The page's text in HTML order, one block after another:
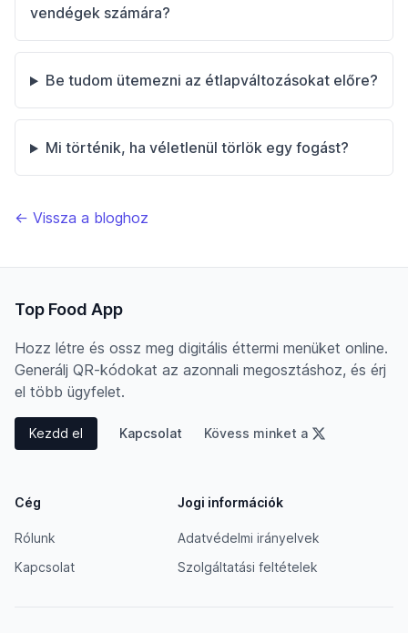
vendégek számára?
Be tudom ütemezni az étlapváltozásokat előre?
Mi történik, ha véletlenül törlök egy fogást?
← Vissza a bloghoz
Top Food App
Hozz létre és ossz meg digitális éttermi menüket online.
Generálj QR-kódokat az azonnali megosztáshoz, és érj
el több ügyfelet.
Kezdd el Kapcsolat Kövess minket a
Cég
Rólunk
Kapcsolat
Jogi információk
Adatvédelmi irányelvek
Szolgáltatási feltételek